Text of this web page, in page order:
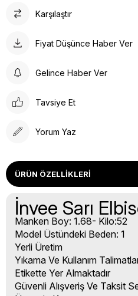
Karşılaştır
Fiyat Düşünce Haber Ver
Gelince Haber Ver
Tavsiye Et
Yorum Yaz
ÜRÜN ÖZELLIKLERI
İnvee Sarı
Manken Boy: 1.68- Kilo:52
Model Üstündeki Beden: 1
Yerli Üretim
Yıkama Ve Kullanım
Etikette Yer Almaktadır
Güvenli Alışveriş Ve Taksit